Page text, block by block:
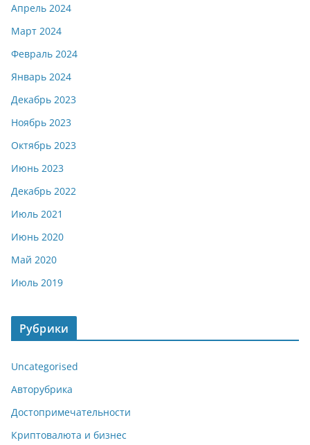
Апрель 2024
Март 2024
Февраль 2024
Январь 2024
Декабрь 2023
Ноябрь 2023
Октябрь 2023
Июнь 2023
Декабрь 2022
Июль 2021
Июнь 2020
Май 2020
Июль 2019
Рубрики
Uncategorised
Авторубрика
Достопримечательности
Криптовалюта и бизнес